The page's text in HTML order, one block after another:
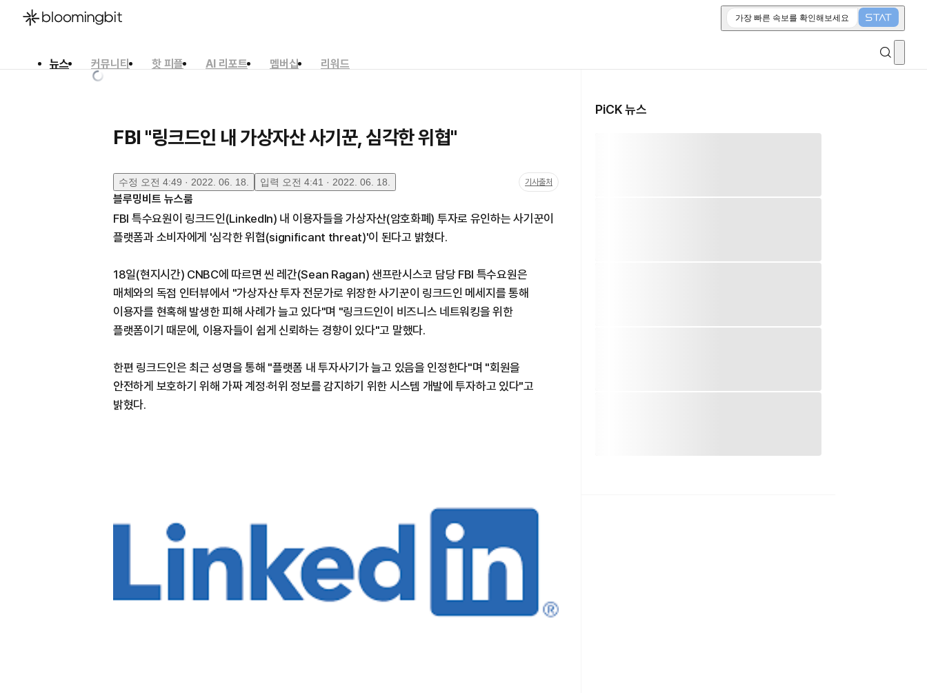
가장 빠른 속보를 확인해보세요
뉴스 커뮤니티 핫 피플 AI 리포트 멤버십
리워드
FBI "링크드인 내 가상자산 사기꾼, 심각한 위협"
수정 오전 4:49 · 2022. 06. 18. 입력 오전 4:41 · 2022. 06. 18. 기사출처
블루밍비트 뉴스룸
FBI 특수요원이 링크드인(LinkedIn) 내 이용자들을 가상자산(암호화폐) 투자로 유인하는 사기꾼이
플랫폼과 소비자에게 '심각한 위협(significant threat)'이 된다고 밝혔다.
18일(현지시간) CNBC에 따르면 씬 레간(Sean Ragan) 샌프란시스코 담당 FBI 특수요원은
매체와의 독점 인터뷰에서 "가상자산 투자 전문가로 위장한 사기꾼이 링크드인 메세지를 통해
이용자를 현혹해 발생한 피해 사례가 늘고 있다"며 "링크드인이 비즈니스 네트워킹을 위한
플랫폼이기 때문에, 이용자들이 쉽게 신뢰하는 경향이 있다"고 말했다.
한편 링크드인은 최근 성명을 통해 "플랫폼 내 투자사기가 늘고 있음을 인정한다"며 "회원을
안전하게 보호하기 위해 가짜 계정·허위 정보를 감지하기 위한 시스템 개발에 투자하고 있다"고
밝혔다.
PiCK 뉴스